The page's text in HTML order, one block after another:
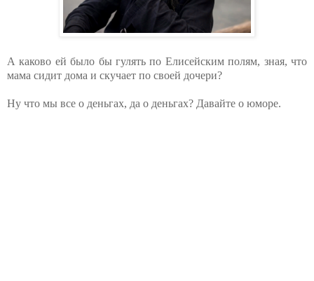
А каково ей было бы гулять по Елисейским полям, зная, что
мама сидит дома и скучает по своей дочери?
Ну что мы все о деньгах, да о деньгах? Давайте о юморе.